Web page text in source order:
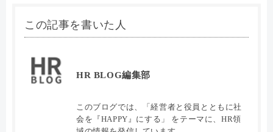
この記事を書いた人
HR BLOG編集部
このブログでは、「経営者と役員とともに社
会を『HAPPY』にする」 をテーマに、HR領